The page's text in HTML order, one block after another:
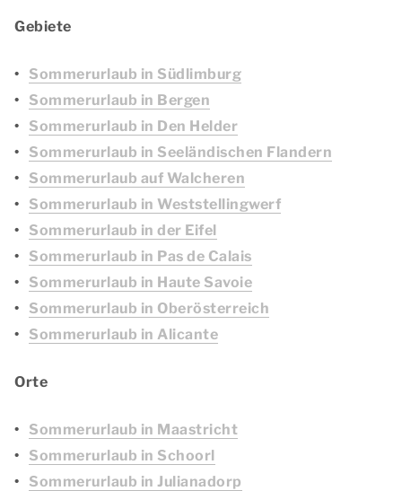
Gebiete
Sommerurlaub in Südlimburg
Sommerurlaub in Bergen
Sommerurlaub in Den Helder
Sommerurlaub in Seeländischen Flandern
Sommerurlaub auf Walcheren
Sommerurlaub in Weststellingwerf
Sommerurlaub in der Eifel
Sommerurlaub in Pas de Calais
Sommerurlaub in Haute Savoie
Sommerurlaub in Oberösterreich
Sommerurlaub in Alicante
Orte
Sommerurlaub in Maastricht
Sommerurlaub in Schoorl
Sommerurlaub in Julianadorp